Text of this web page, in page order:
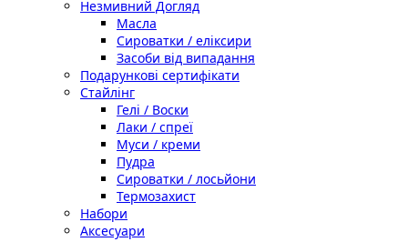
Незмивний Догляд
Масла
Сироватки / еліксири
Засоби від випадання
Подарункові сертифікати
Стайлінг
Гелі / Воски
Лаки / спреї
Муси / креми
Пудра
Сироватки / лосьйони
Термозахист
Набори
Аксесуари